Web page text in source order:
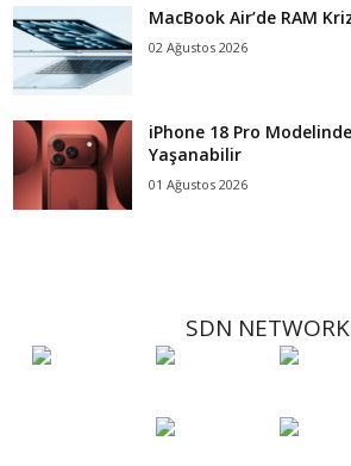
MacBook Air’de RAM
02 Ağustos 2026
iPhone 18 Pro
Yaşanabilir
01 Ağustos 2026
SDN NETWORK